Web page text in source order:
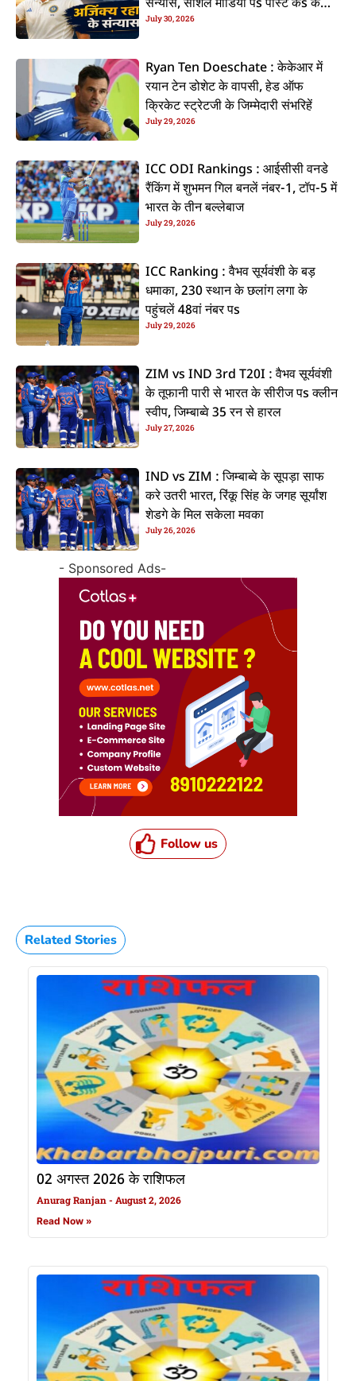
संन्यास, सोशल मीडिया पs पोस्ट कs के
कइलें एलान
July 30, 2026
Ryan Ten Doeschate : केकेआर में
रयान टेन डोशेट के वापसी, हेड ऑफ
क्रिकेट स्ट्रेटजी के जिम्मेदारी संभरिहें
July 29, 2026
ICC ODI Rankings : आईसीसी वनडे
रैंकिंग में शुभमन गिल बनलें नंबर-1, टॉप-5 में
भारत के तीन बल्लेबाज
July 29, 2026
ICC Ranking : वैभव सूर्यवंशी के बड़
धमाका, 230 स्थान के छलांग लगा के
पहुंचलें 48वां नंबर पs
July 29, 2026
ZIM vs IND 3rd T20I : वैभव सूर्यवंशी
के तूफानी पारी से भारत के सीरीज पs क्लीन
स्वीप, जिम्बाब्वे 35 रन से हारल
July 27, 2026
IND vs ZIM : जिम्बाब्वे के सूपड़ा साफ
करे उतरी भारत, रिंकू सिंह के जगह सूर्यांश
शेडगे के मिल सकेला मवका
July 26, 2026
- Sponsored Ads-
Follow us
Related Stories
02 अगस्त 2026 के राशिफल
Anurag Ranjan August 2, 2026
Read Now »